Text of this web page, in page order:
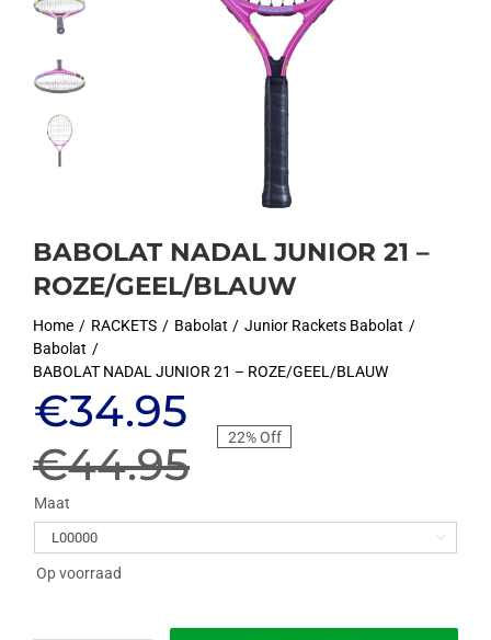
BABOLAT NADAL JUNIOR 21 –
ROZE/GEEL/BLAUW
Home RACKETS Babolat
Junior Rackets Babolat
Babolat
BABOLAT NADAL JUNIOR 21 – ROZE/GEEL/BLAUW
€44.95
Oorspronkelijke
prijs
was:
€44.95.
€34.95
Huidige
prijs
is:
€34.95.
22% Off
Maat

Op voorraad